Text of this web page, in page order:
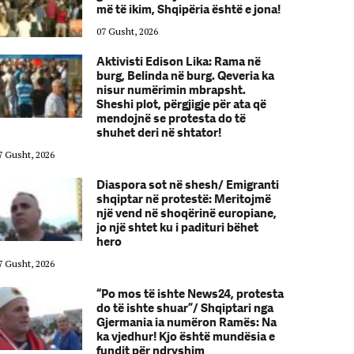
më të ikim, Shqipëria është e jona!
07 Gusht, 2026
Aktivisti Edison Lika: Rama në
burg, Belinda në burg. Qeveria ka
nisur numërimin mbrapsht.
Sheshi plot, përgjigje për ata që
mendojnë se protesta do të
shuhet deri në shtator!
Gusht, 2026
Diaspora sot në shesh/ Emigranti
shqiptar në protestë: Meritojmë
një vend në shoqërinë europiane,
jo një shtet ku i padituri bëhet
hero
Gusht, 2026
“Po mos të ishte News24, protesta
do të ishte shuar”/ Shqiptari nga
Gjermania ia numëron Ramës: Na
ka vjedhur! Kjo është mundësia e
fundit për ndryshim